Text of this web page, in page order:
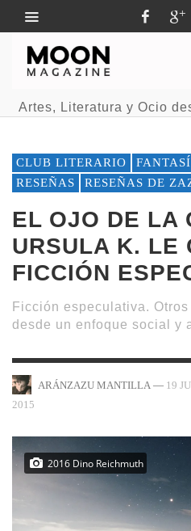
Artes, Literatura y Ocio
CLUB LITERARIO
RESEÑAS
RESEÑAS DE
EL OJO DE LA
URSULA K. LE
FICCIÓN
Ficción especulativa.
desde un enfoque social y
ARÁNZAZU MANTILLA — 19
2015
2016 Dino Reichmuth